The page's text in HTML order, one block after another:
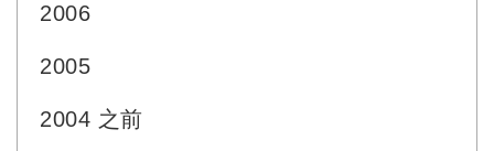
2006
2005
2004 之前